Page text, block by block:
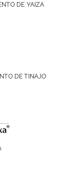
DE YAIZA
DE TINAJO